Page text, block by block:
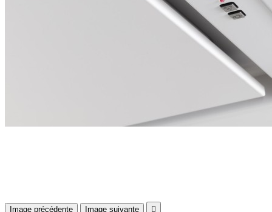
Image précédente Image suivante 